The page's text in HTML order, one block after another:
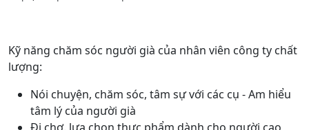
Kỹ năng chăm sóc người già của nhân viên công ty chất
lượng:
Nói chuyện, chăm sóc, tâm sự với các cụ - Am hiểu
tâm lý của người già